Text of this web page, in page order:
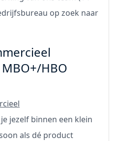
op zoek naar
HBO
jezelf binnen een klein
als dé product